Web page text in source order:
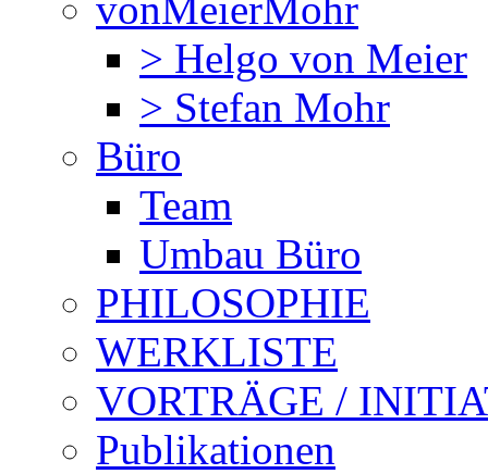
> Helgo von Meier
> Stefan Mohr
Büro
Team
Umbau Büro
PHILOSOPHIE
WERKLISTE
VORTRÄGE /
Publikationen